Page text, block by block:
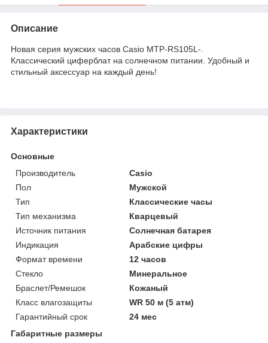
Описание
Новая серия мужских часов Casio MTP-RS105L-.
Классический циферблат на солнечном питании. Удобный и
стильный аксессуар на каждый день!
Характеристики
Основные
Производитель
Casio
Пол
Мужской
Тип
Классические часы
Тип механизма
Кварцевый
Источник питания
Солнечная батарея
Индикация
Арабские цифры
Формат времени
12 часов
Стекло
Минеральное
Браслет/Ремешок
Кожаный
Класс влагозащиты
WR 50 м (5 атм)
Гарантийный срок
24 мес
Габаритные размеры